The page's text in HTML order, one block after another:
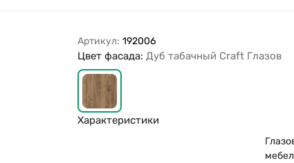
Артикул: 192006
Цвет фасада:Дуб табачный Craft Глазов
Характеристики